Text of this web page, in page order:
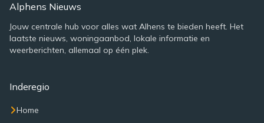
Alphens Nieuws
Jouw centrale hub voor alles wat Alhens te bieden heeft. Het
laatste nieuws, woningaanbod, lokale informatie en
weerberichten, allemaal op één plek.
Inderegio
Home